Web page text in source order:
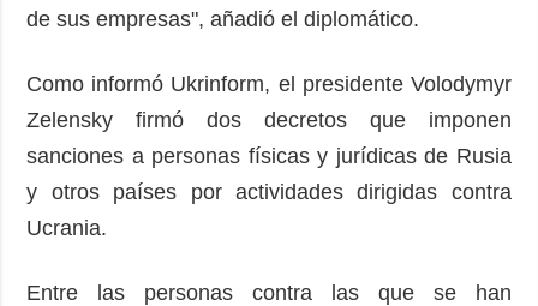
de sus empresas", añadió el diplomático.
Como informó Ukrinform, el presidente Volodymyr
Zelensky firmó dos decretos que imponen
sanciones a personas físicas y jurídicas de Rusia
y otros países por actividades dirigidas contra
Ucrania.
Entre las personas contra las que se han